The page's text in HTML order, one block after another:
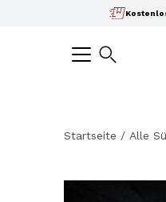
Startseite / Alle